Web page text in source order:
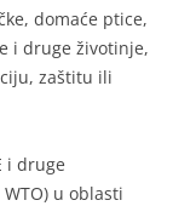
domaće ptice,
i druge životinje,
zaštitu ili
i druge
u oblasti